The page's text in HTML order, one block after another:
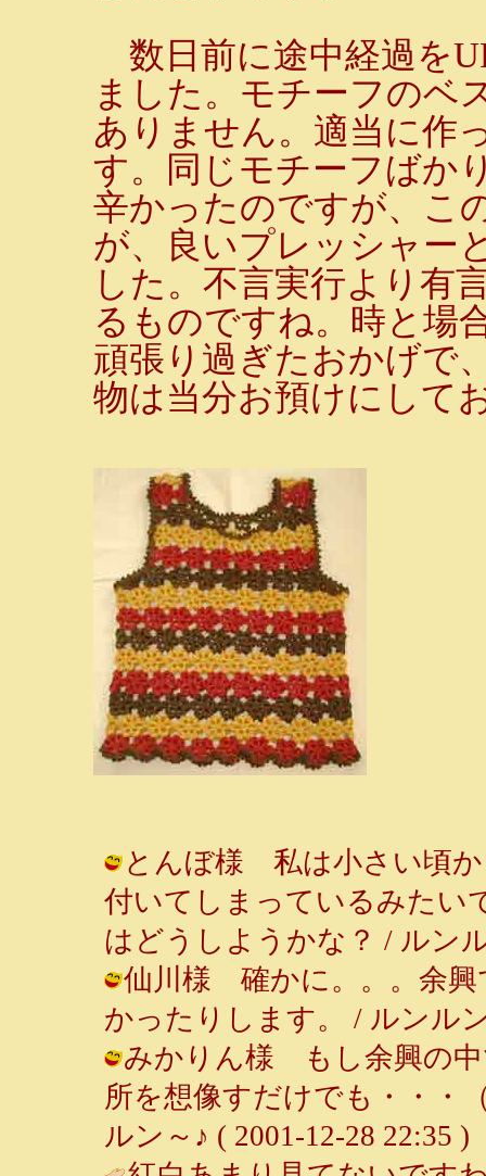
数日前に途中経過を
ました。モチーフのベ
ありません。適当に作
す。同じモチーフばか
辛かったのですが、こ
が、良いプレッシャー
した。不言実行より有
るものですね。時と場
頑張り過ぎたおかげで
物は当分お預けにして
とんぼ様 私は小さい頃か
付いてしまっているみたい
はどうしようかな？ / ルン
仙川様 確かに。。。余興
かったりします。 / ルンル
みかりん様 もし余興の中
所を想像すだけでも・・・
ルン～♪ ( 2001-12-28 22:35 )